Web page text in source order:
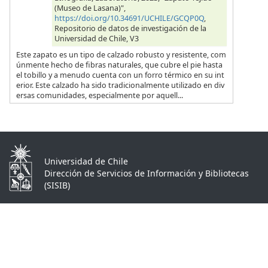
(Museo de Lasana)",
https://doi.org/10.34691/UCHILE/GCQP0Q,
Repositorio de datos de investigación de la
Universidad de Chile, V3
Este zapato es un tipo de calzado robusto y resistente, com
únmente hecho de fibras naturales, que cubre el pie hasta
el tobillo y a menudo cuenta con un forro térmico en su int
erior. Este calzado ha sido tradicionalmente utilizado en div
ersas comunidades, especialmente por aquell...
Universidad de Chile
Dirección de Servicios de Información y Bibliotecas
(SISIB)